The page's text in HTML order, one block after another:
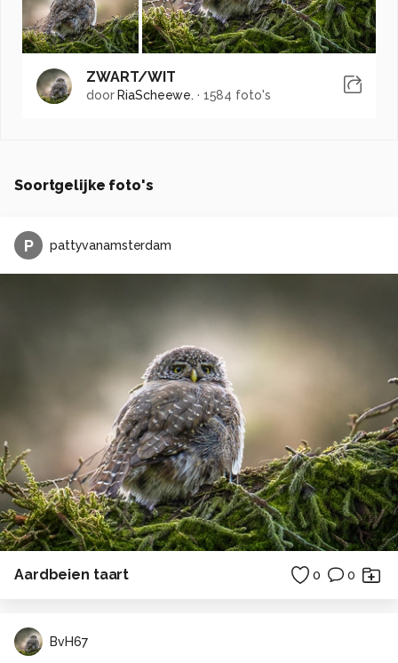
ZWART/WIT
door RiaScheewe. · 1584 foto's
Soortgelijke foto's
P pattyvanamsterdam
Aardbeien taart 0 0
BvH67